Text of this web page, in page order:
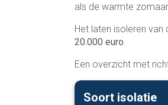
als de warmte
Het laten isoleren van
20.000 euro.
Een overzicht met
Soort isolatie